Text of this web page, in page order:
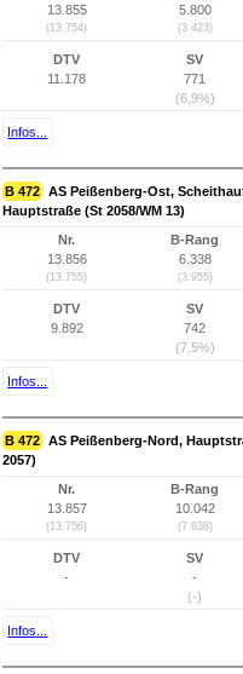
13.855
(13.754)
5.800
(3.423)
DTV
11.178
SV
771
(6,9%)
Infos...
B 472 AS Peißenberg-Ost,
Hauptstraße (St 2058/WM 13)
Nr.
13.856
(13.755)
B-Rang
6.338
(3.955)
DTV
9.892
SV
742
(7,5%)
Infos...
B 472 AS Peißenberg-Nord,
2057)
Nr.
13.857
(13.756)
B-Rang
10.042
(7.638)
DTV
-
SV
-
(-)
Infos...